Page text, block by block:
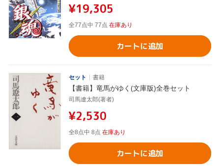
¥19,305
全77点中 77点 在庫あり
カートに追加
セット 書籍
【書籍】竜馬がゆく(文庫版)全巻セット
司馬遼太郎(著者)
¥2,530
全8点中 8点 在庫あり
カートに追加